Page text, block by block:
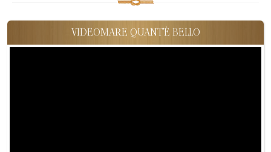
VIDEOMARE QUANT'È BELLO